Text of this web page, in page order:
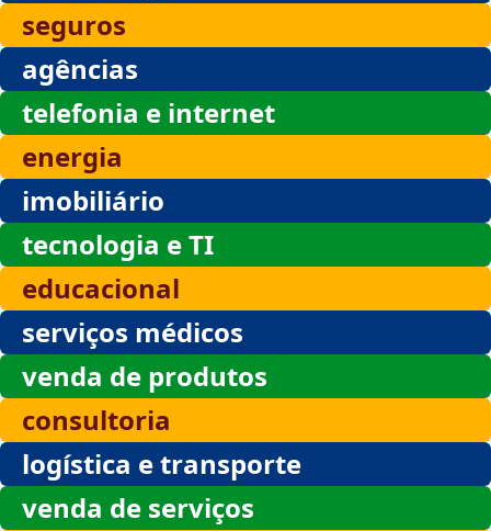
seguros
agências
telefonia e internet
energia
imobiliário
tecnologia e TI
educacional
serviços médicos
venda de produtos
consultoria
logística e transporte
venda de serviços